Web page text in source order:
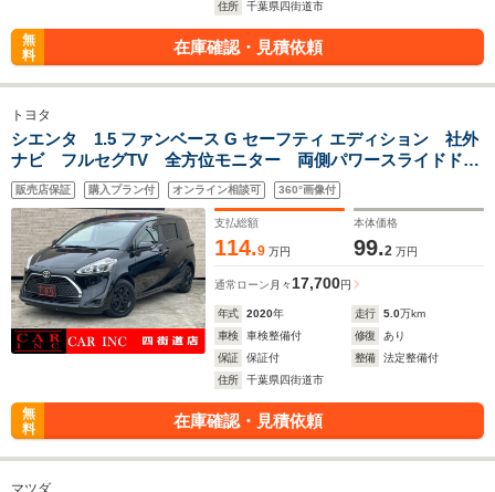
住所
千葉県四街道市
無
料
在庫確認・見積依頼
トヨタ
シエンタ 1.5 ファンベース G セーフティ エディション 社外
ナビ フルセグTV 全方位モニター 両側パワースライドド
ア シートヒーター ステアリングヒーター 衝突被害軽減ブ
レーキ 車線逸脱警報 アイドリングストップ ビルトイン
ETC オートハイビーム
販売店保証 購入プラン付 オンライン相談可 360°画像付
支払総額
114.9 万円
本体価格
99.2 万円
通常ローン 月々 17,700円
年式 2020年 走行 5.0万km
車検
車検整備付 修復
あり
保証
保証付 整備
法定整備付
住所
千葉県四街道市
無
料
在庫確認・見積依頼
マツダ